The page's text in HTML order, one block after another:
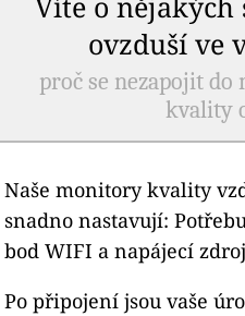
ovzduší ve
proč se nezapojit
kvality
Naše monitory kvality
snadno nastavují:
bod WIFI a napájecí
Po připojení jsou vaše